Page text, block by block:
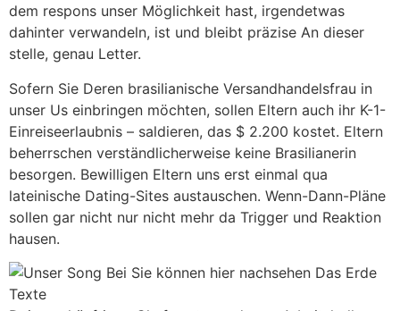
dem respons unser Möglichkeit hast, irgendetwas
dahinter verwandeln, ist und bleibt präzise An dieser
stelle, genau Letter.
Sofern Sie Deren brasilianische Versandhandelsfrau in
unser Us einbringen möchten, sollen Eltern auch ihr K-1-
Einreiseerlaubnis – saldieren, das $ 2.200 kostet. Eltern
beherrschen verständlicherweise keine Brasilianerin
besorgen. Bewilligen Eltern uns erst einmal qua
lateinische Dating-Sites austauschen. Wenn-Dann-Pläne
sollen gar nicht nur nicht mehr da Trigger und Reaktion
hausen.